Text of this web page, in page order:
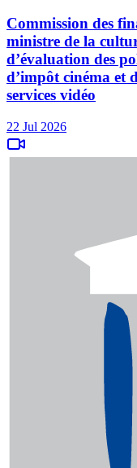
Commission des
ministre de la
d’évaluation des
d’impôt cinéma et
services vidéo
22 Jul 2026